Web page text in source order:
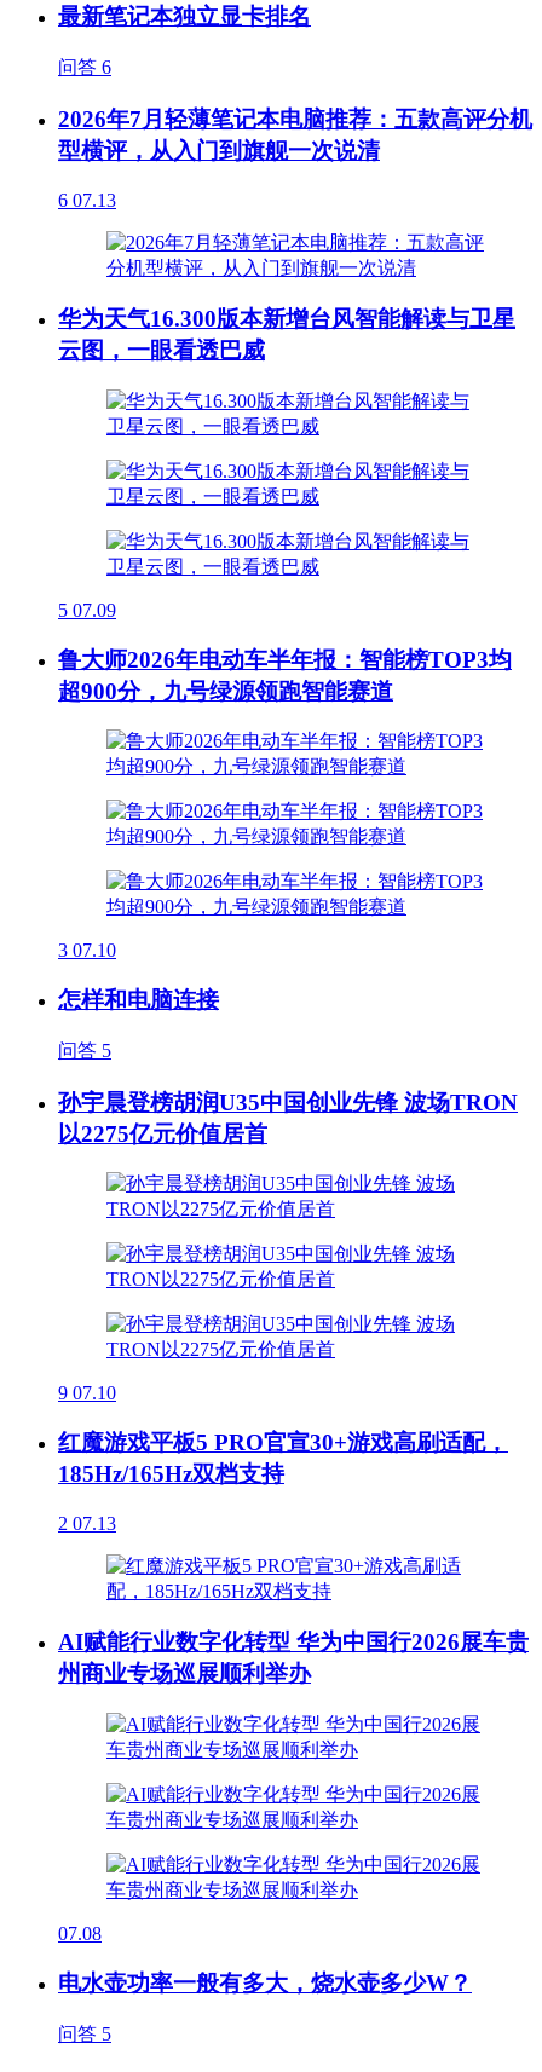
最新笔记本独立显卡排名
问答 6
2026年7月轻薄笔记本电脑推荐：五款高评分机
型横评，从入门到旗舰一次说清
6 07.13
华为天气16.300版本新增台风智能解读与卫星
云图，一眼看透巴威
5 07.09
鲁大师2026年电动车半年报：智能榜TOP3均
超900分，九号绿源领跑智能赛道
3 07.10
怎样和电脑连接
问答 5
孙宇晨登榜胡润U35中国创业先锋 波场TRON
以2275亿元价值居首
9 07.10
红魔游戏平板5 PRO官宣30+游戏高刷适配，
185Hz/165Hz双档支持
2 07.13
AI赋能行业数字化转型 华为中国行2026展车贵
州商业专场巡展顺利举办
07.08
电水壶功率一般有多大，烧水壶多少W？
问答 5